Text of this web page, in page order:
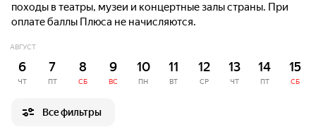
походы в театры, музеи и концертные залы страны. При
оплате баллы Плюса не начисляются.
АВГУСТ
6
ЧТ
7
ПТ
8
СБ
9
ВС
10
ПН
11
ВТ
12
СР
13
ЧТ
14
ПТ
15
СБ
Все фильтры